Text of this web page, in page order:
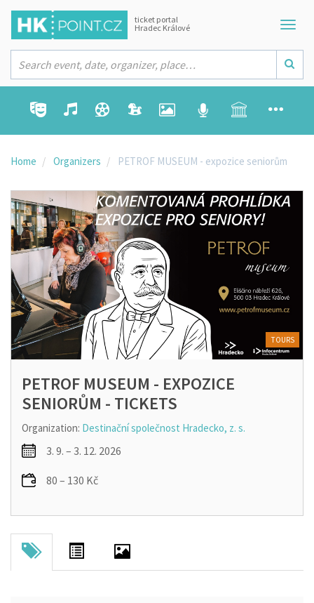
ticket portal
Hradec Králové
Home Organizers PETROF MUSEUM - expozice seniorům
PETROF MUSEUM - EXPOZICE
SENIORŮM - TICKETS
Organization: Destinační společnost Hradecko, z. s.
3. 9. – 3. 12. 2026
80 – 130 Kč
TOURS